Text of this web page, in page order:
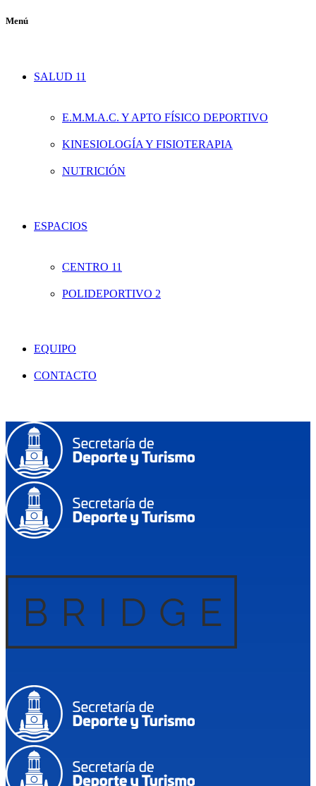
Menú
SALUD 11
E.M.M.A.C. Y APTO FÍSICO DEPORTIVO
KINESIOLOGÍA Y FISIOTERAPIA
NUTRICIÓN
ESPACIOS
CENTRO 11
POLIDEPORTIVO 2
EQUIPO
CONTACTO